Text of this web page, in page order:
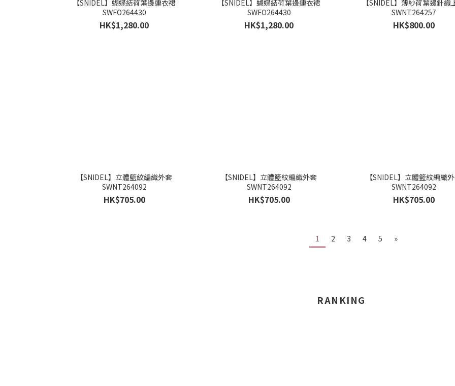
【SNIDEL】蝴蝶結荷葉邊連衣裙
SWFO264430
HK$1,280.00
【SNIDEL】蝴蝶結荷葉邊連衣裙
SWFO264430
HK$1,280.00
【SNIDEL】薄紗荷葉邊針織
SWNT264257
HK$800.00
【SNIDEL】立體籃紋編織外套
SWNT264092
HK$705.00
【SNIDEL】立體籃紋編織外套
SWNT264092
HK$705.00
【SNIDEL】立體籃紋編織
SWNT264092
HK$705.00
1 2 3 4 5 »
RANKING